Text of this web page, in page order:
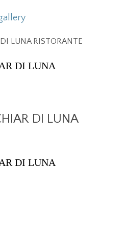
DI LUNA
DI LUNA
DI LUNA